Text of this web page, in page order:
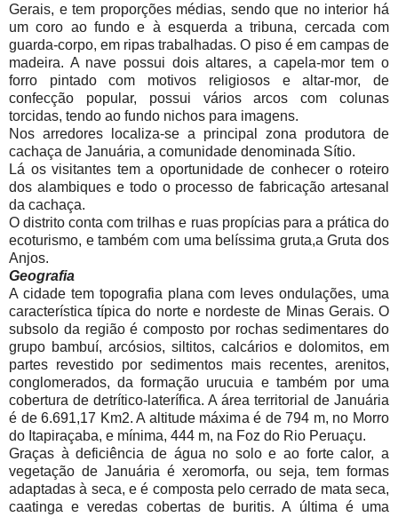
Gerais, e tem proporções médias, sendo que no interior há
um coro ao fundo e à esquerda a tribuna, cercada com
guarda-corpo, em ripas trabalhadas. O piso é em campas de
madeira. A nave possui dois altares, a capela-mor tem o
forro pintado com motivos religiosos e altar-mor, de
confecção popular, possui vários arcos com colunas
torcidas, tendo ao fundo nichos para imagens.
Nos arredores localiza-se a principal zona produtora de
cachaça de Januária, a comunidade denominada Sítio.
Lá os visitantes tem a oportunidade de conhecer o roteiro
dos alambiques e todo o processo de fabricação artesanal
da cachaça.
O distrito conta com trilhas e ruas propícias para a prática do
ecoturismo, e também com uma belíssima gruta,a Gruta dos
Anjos.
Geografia
A cidade tem topografia plana com leves ondulações, uma
característica típica do norte e nordeste de Minas Gerais. O
subsolo da região é composto por rochas sedimentares do
grupo bambuí, arcósios, siltitos, calcários e dolomitos, em
partes revestido por sedimentos mais recentes, arenitos,
conglomerados, da formação urucuia e também por uma
cobertura de detrítico-laterífica. A área territorial de Januária
é de 6.691,17 Km2. A altitude máxima é de 794 m, no Morro
do Itapiraçaba, e mínima, 444 m, na Foz do Rio Peruaçu.
Graças à deficiência de água no solo e ao forte calor, a
vegetação de Januária é xeromorfa, ou seja, tem formas
adaptadas à seca, e é composta pelo cerrado de mata seca,
caatinga e veredas cobertas de buritis. A última é uma